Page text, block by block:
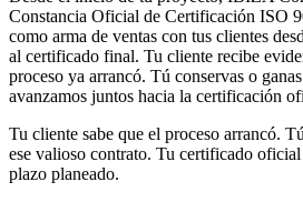
Constancia Oficial de Certificación ISO
como arma de ventas con tus clientes
al certificado final. Tu cliente recibe
proceso ya arrancó. Tú conservas o
avanzamos juntos hacia la certificación
Tu cliente sabe que el proceso arrancó.
ese valioso contrato. Tu certificado
plazo planeado.